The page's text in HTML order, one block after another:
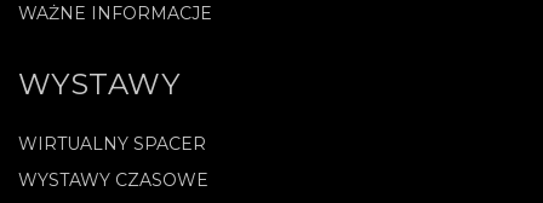
WAŻNE INFORMACJE
WYSTAWY
WIRTUALNY SPACER
WYSTAWY CZASOWE